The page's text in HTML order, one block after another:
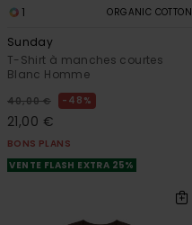
1 ORGANIC COTTON
Sunday
T-Shirt à manches courtes
Blanc Homme
40,00 € 48%
21,00 €
BONS PLANS
VENTE FLASH EXTRA 25%